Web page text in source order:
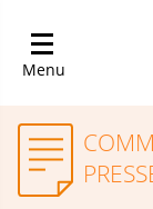
Menu